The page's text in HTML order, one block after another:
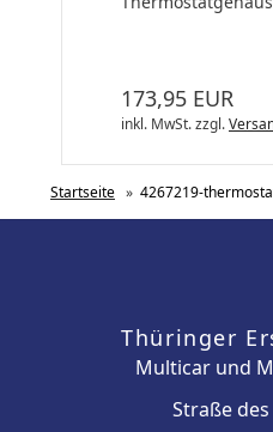
173,95 EUR
inkl. MwSt.zzgl.
Startseite » 4267219-
Thüringer
Multicar und
Straße